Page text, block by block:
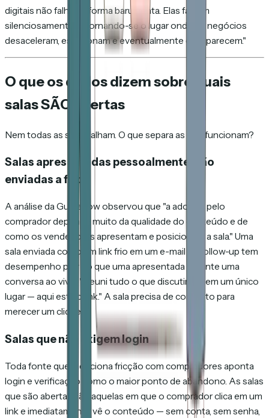
digitais não falha de forma barulhenta. Elas falham
silenciosamente — tornando-se o lugar onde os negócios
desaceleram, estacionam e eventualmente desaparecem."
O que os dados dizem sobre quais
salas SÃO abertas
Nem todas as salas falham. O que separa as que funcionam?
Salas apresentadas pessoalmente, não
enviadas a frio
A análise da Guideflow observou que "a adoção pelo
comprador depende muito da qualidade do conteúdo e de
como os vendedores apresentam e posicionam a sala." Uma
sala enviada como um link frio em um e-mail de follow-up tem
desempenho pior do que uma apresentada durante uma
conversa ao vivo: "Reuni tudo o que discutimos em um único
lugar — aqui está o link." A sala precisa de contexto para
merecer um clique.
Salas que não exigem login
Toda fonte que menciona fricção com compradores aponta
login e verificação como o maior ponto de abandono. As salas
que são abertas são aquelas em que o comprador clica em um
link e imediatamente vê o conteúdo — sem conta, sem senha,